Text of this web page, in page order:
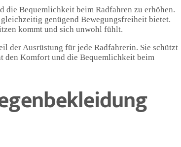
die Bequemlichkeit beim Radfahren zu erhöhen.
genügend Bewegungsfreiheit bietet.
kommt und sich unwohl fühlt.
der Ausrüstung für jede Radfahrerin. Sie schützt
den Komfort und die Bequemlichkeit beim